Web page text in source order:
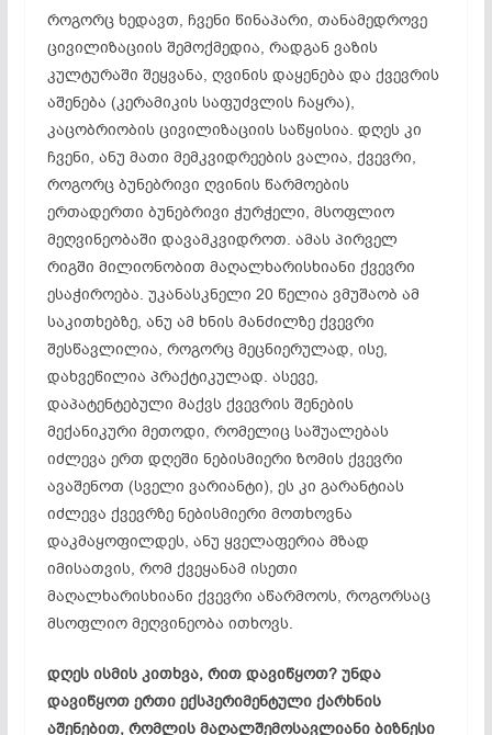
როგორც ხედავთ, ჩვენი წინაპარი, თანამედროვე
ცივილიზაციის შემოქმედია, რადგან ვაზის
კულტურაში შეყვანა, ღვინის დაყენება და ქვევრის
აშენება (კერამიკის საფუძვლის ჩაყრა),
კაცობრიობის ცივილიზაციის საწყისია. დღეს კი
ჩვენი, ანუ მათი მემკვიდრეების ვალია, ქვევრი,
როგორც ბუნებრივი ღვინის წარმოების
ერთადერთი ბუნებრივი ჭურჭელი, მსოფლიო
მეღვინეობაში დავამკვიდროთ. ამას პირველ
რიგში მილიონობით მაღალხარისხიანი ქვევრი
ესაჭიროება. უკანასკნელი 20 წელია ვმუშაობ ამ
საკითხებზე, ანუ ამ ხნის მანძილზე ქვევრი
შესწავლილია, როგორც მეცნიერულად, ისე,
დახვეწილია პრაქტიკულად. ასევე,
დაპატენტებული მაქვს ქვევრის შენების
მექანიკური მეთოდი, რომელიც საშუალებას
იძლევა ერთ დღეში ნებისმიერი ზომის ქვევრი
ავაშენოთ (სველი ვარიანტი), ეს კი გარანტიას
იძლევა ქვევრზე ნებისმიერი მოთხოვნა
დაკმაყოფილდეს, ანუ ყველაფერია მზად
იმისათვის, რომ ქვეყანამ ისეთი
მაღალხარისხიანი ქვევრი აწარმოოს, როგორსაც
მსოფლიო მეღვინეობა ითხოვს.
დღეს ისმის კითხვა, რით დავიწყოთ? უნდა
დავიწყოთ ერთი ექსპერიმენტული ქარხნის
აშენებით, რომლის მაღალშემოსავლიანი ბიზნესი